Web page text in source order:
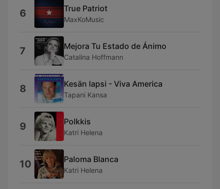
6 True Patriot
MaxKoMusic
7 Mejora Tu Estado de Ánimo
Catalina Hoffmann
8 Kesän lapsi - Viva America
Tapani Kansa
9 Polkkis
Katri Helena
10 Paloma Blanca
Katri Helena